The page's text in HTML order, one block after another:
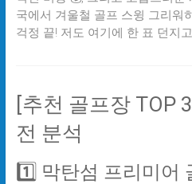
국에서 겨울철 골프 스윙 그리워
걱정 끝! 저도 여기에 한 표 던지
[추천 골프장 TOP
전 분석
1️⃣ 막탄섬 프리미어